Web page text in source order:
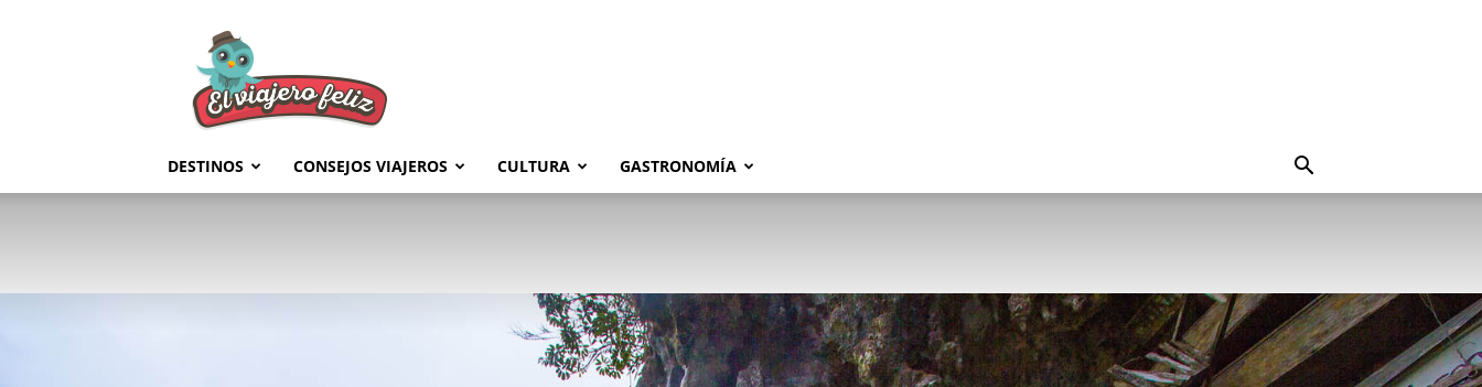
Feliz
DESTINOS CONSEJOS VIAJEROS CULTURA GASTRONOMÍA